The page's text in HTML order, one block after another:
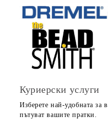
Куриерски услуги
Изберете най-удобната за
пътуват вашите пратки.